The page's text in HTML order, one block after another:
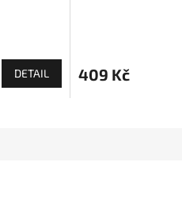
DETAIL 409 Kč